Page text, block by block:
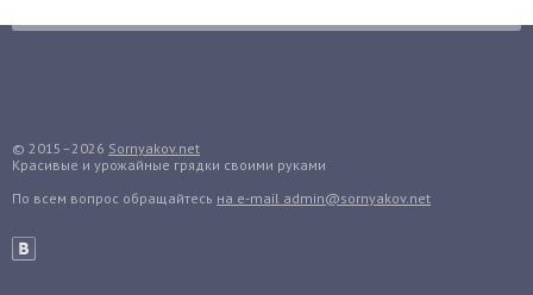
Грибы
Гуава
Гузмания
© 2015–2026 Sornyakov.net
Красивые и урожайные грядки своими руками
По всем вопрос обращайтесь на e-mail admin@sornyakov.net